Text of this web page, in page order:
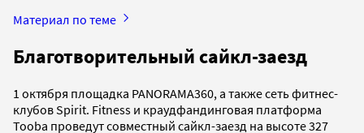
Материал по теме
Благотворительный сайкл-заезд
1 октября площадка PANORAMA360, а также сеть фитнес-
клубов Spirit. Fitness и краудфандинговая платформа
Tooba проведут совместный сайкл-заезд на высоте 327